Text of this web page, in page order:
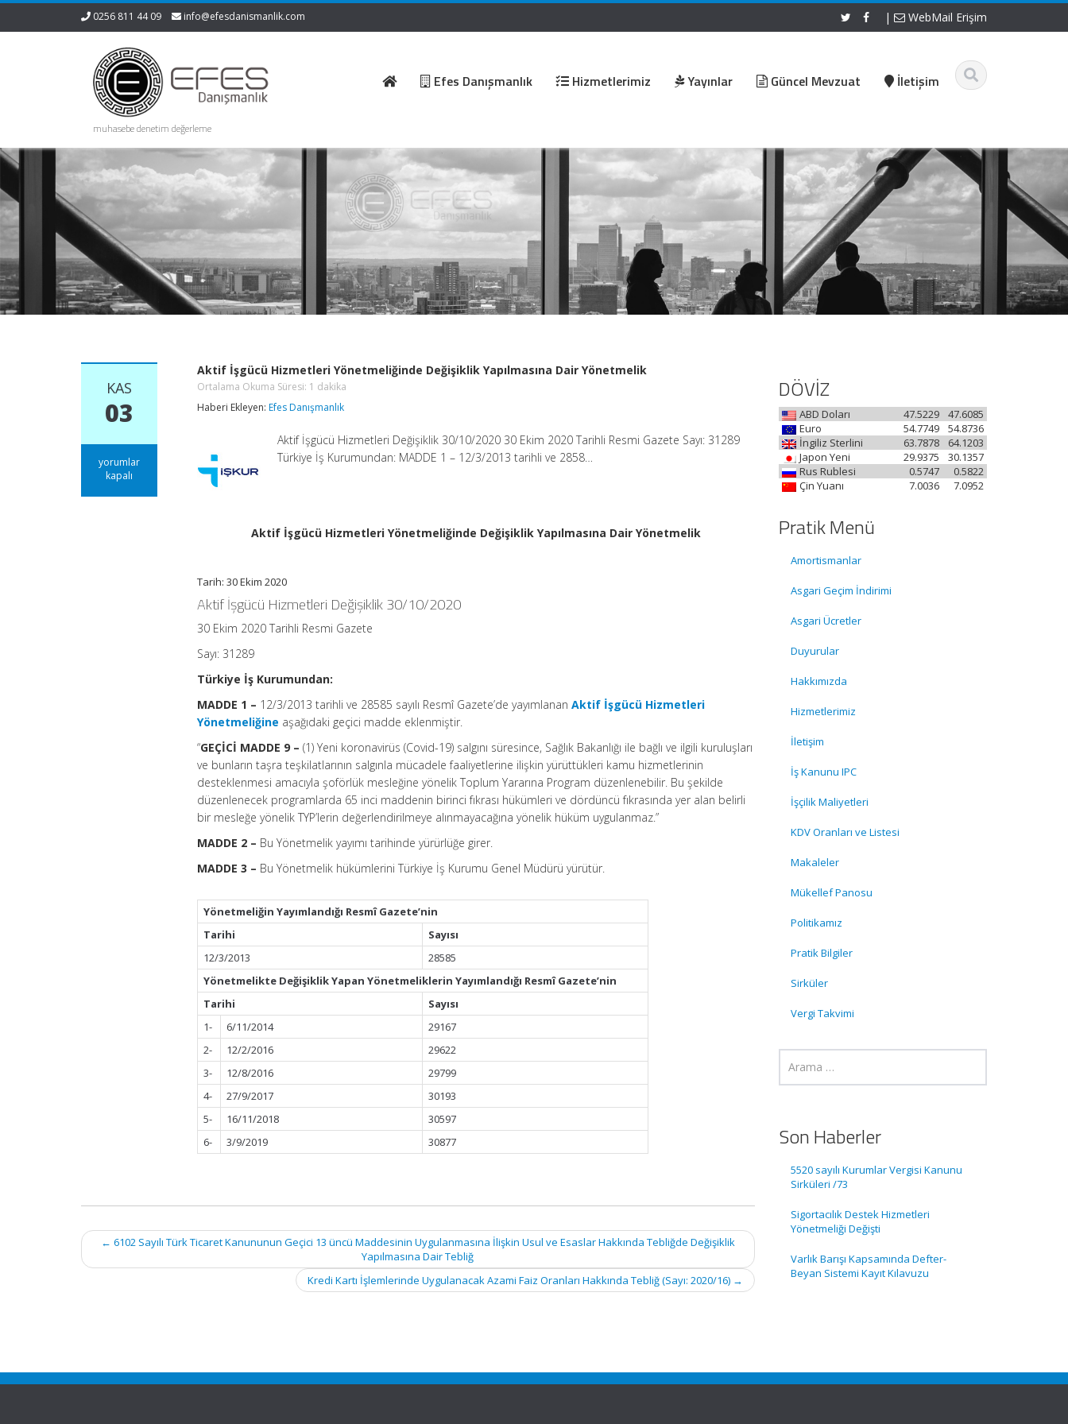
0256 811 44 09 info@efesdanismanlik.com | WebMail Erişim
muhasebe denetim değerleme
Efes Danışmanlık Hizmetlerimiz Yayınlar Güncel Mevzuat İletişim
KAS
03
Aktif
İşgücü
yorumlar
kapalı
Aktif İşgücü Hizmetleri Yönetmeliğinde Değişiklik Yapılmasına Dair Yönetmelik
Ortalama Okuma Süresi: 1 dakika
Haberi Ekleyen:Efes Danışmanlık
Aktif İşgücü Hizmetleri Değişiklik 30/10/2020 30 Ekim 2020 Tarihli Resmi Gazete Sayı: 31289
Türkiye İş Kurumundan: MADDE 1 – 12/3/2013 tarihli ve 2858…
Aktif İşgücü Hizmetleri Yönetmeliğinde Değişiklik Yapılmasına Dair Yönetmelik
Tarih: 30 Ekim 2020
Aktif İşgücü Hizmetleri Değişiklik 30/10/2020
30 Ekim 2020 Tarihli Resmi Gazete
Sayı: 31289
Türkiye İş Kurumundan:
MADDE 1 – 12/3/2013 tarihli ve 28585 sayılı Resmî Gazete’de yayımlananAktif İşgücü Hizmetleri
Yönetmeliğine aşağıdaki geçici madde eklenmiştir.
“GEÇİCİ MADDE 9 – (1) Yeni koronavirüs (Covid-19) salgını süresince, Sağlık Bakanlığı ile bağlı ve ilgili kuruluşları
ve bunların taşra teşkilatlarının salgınla mücadele faaliyetlerine ilişkin yürüttükleri kamu hizmetlerinin
desteklenmesi amacıyla şoförlük mesleğine yönelik Toplum Yararına Program düzenlenebilir. Bu şekilde
düzenlenecek programlarda 65 inci maddenin birinci fıkrası hükümleri ve dördüncü fıkrasında yer alan belirli
bir mesleğe yönelik TYP’lerin değerlendirilmeye alınmayacağına yönelik hüküm uygulanmaz.”
MADDE 2 – Bu Yönetmelik yayımı tarihinde yürürlüğe girer.
MADDE 3 – Bu Yönetmelik hükümlerini Türkiye İş Kurumu Genel Müdürü yürütür.
Yönetmeliğin Yayımlandığı Resmî Gazete’nin
Tarihi
Sayısı
12/3/2013
28585
Yönetmelikte Değişiklik Yapan Yönetmeliklerin Yayımlandığı Resmî Gazete’nin
Tarihi
Sayısı
1-
6/11/2014
29167
2-
12/2/2016
29622
3-
12/8/2016
29799
4-
27/9/2017
30193
5-
16/11/2018
30597
6-
3/9/2019 30877
Post
navigation
← 6102 Sayılı Türk Ticaret Kanununun Geçici 13 üncü Maddesinin Uygulanmasına İlişkin Usul ve Esaslar Hakkında Tebliğde Değişiklik
Yapılmasına Dair Tebliğ
Kredi Kartı İşlemlerinde Uygulanacak Azami Faiz Oranları Hakkında Tebliğ (Sayı: 2020/16) →
DÖVİZ
ABD Doları 47.6085
47.5229
Euro
54.8736
54.7749
İngiliz Sterlini
64.1203
63.7878
Japon Yeni
30.1357
29.9375
Rus Rublesi
0.5822
0.5747
Çin Yuanı
7.0952
7.0036
Pratik Menü
Amortismanlar
Asgari Geçim İndirimi
Asgari Ücretler
Duyurular
Hakkımızda
Hizmetlerimiz
İletişim
İş Kanunu IPC
İşçilik Maliyetleri
KDV Oranları ve Listesi
Makaleler
Mükellef Panosu
Politikamız
Pratik Bilgiler
Sirküler
Vergi Takvimi
Son Haberler
5520 sayılı Kurumlar Vergisi Kanunu
Sirküleri /73
Sigortacılık Destek Hizmetleri
Yönetmeliği Değişti
Varlık Barışı Kapsamında Defter-
Beyan Sistemi Kayıt Kılavuzu